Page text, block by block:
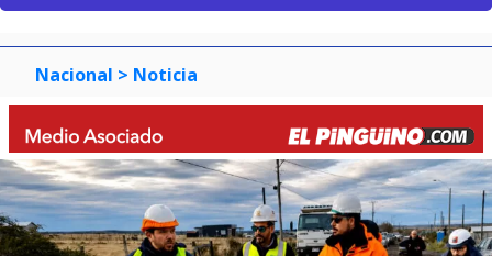
Nacional > Noticia